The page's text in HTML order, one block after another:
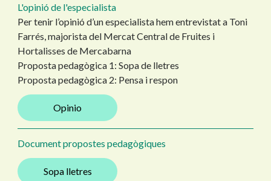
L'opinió de l'especialista
Per tenir l’opinió d’un especialista hem entrevistat a Toni
Farrés, majorista del Mercat Central de Fruites i
Hortalisses de Mercabarna
Proposta pedagògica 1: Sopa de lletres
Proposta pedagògica 2: Pensa i respon
Opinio
Document propostes pedagògiques
Sopa lletres